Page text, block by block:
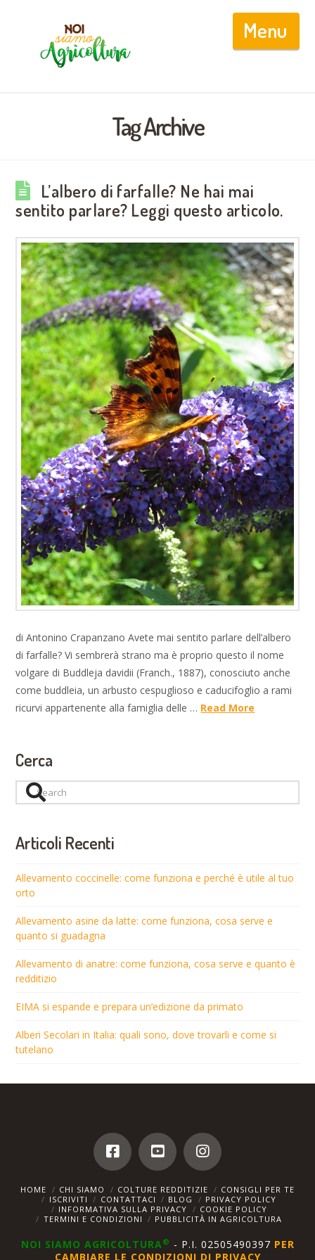
Tag Archive
L’albero di farfalle? Ne hai mai
sentito parlare? Leggi questo articolo.
di Antonino Crapanzano Avete mai sentito parlare dell’albero
di farfalle? Vi sembrerà strano ma è proprio questo il nome
volgare di Buddleja davidii (Franch., 1887), conosciuto anche
come buddleia, un arbusto cespuglioso e caducifoglio a rami
ricurvi appartenente alla famiglia delle … Read More
Cerca
Search
Articoli Recenti
Allevamento coccinelle: come funziona e perché è utile al tuo
orto
Allevamento asine da latte: come funziona, cosa serve e
quanto si guadagna
Allevamento di anatre: come funziona, cosa serve e quanto è
redditizio
EIMA si espande e prepara un’edizione da primato
Alberi Secolari in Italia: quali sono, dove trovarli e come si
tutelano
HOME CHI SIAMO COLTURE REDDITIZIE
CONSIGLI PER TE
ISCRIVITI
CONTATTACI BLOG
PRIVACY POLICY
INFORMATIVA SULLA PRIVACY
COOKIE POLICY
TERMINI E CONDIZIONI
PUBBLICITÀ IN AGRICOLTURA
NOI SIAMO AGRICOLTURA® - P.I. 02505490397 PER
CAMBIARE LE CONDIZIONI DI PRIVACY